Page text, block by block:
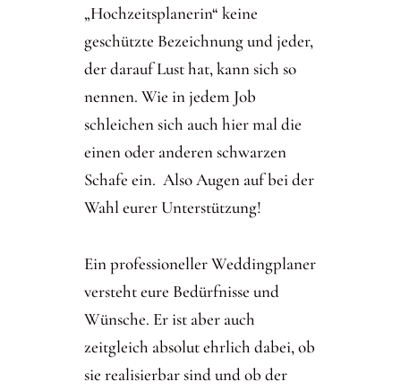
„Hochzeitsplanerin“ keine
geschützte Bezeichnung und jeder,
der darauf Lust hat, kann sich so
nennen. Wie in jedem Job
schleichen sich auch hier mal die
einen oder anderen schwarzen
Schafe ein. Also Augen auf bei der
Wahl eurer Unterstützung!
Ein professioneller Weddingplaner
versteht eure Bedürfnisse und
Wünsche. Er ist aber auch
zeitgleich absolut ehrlich dabei, ob
sie realisierbar sind und ob der